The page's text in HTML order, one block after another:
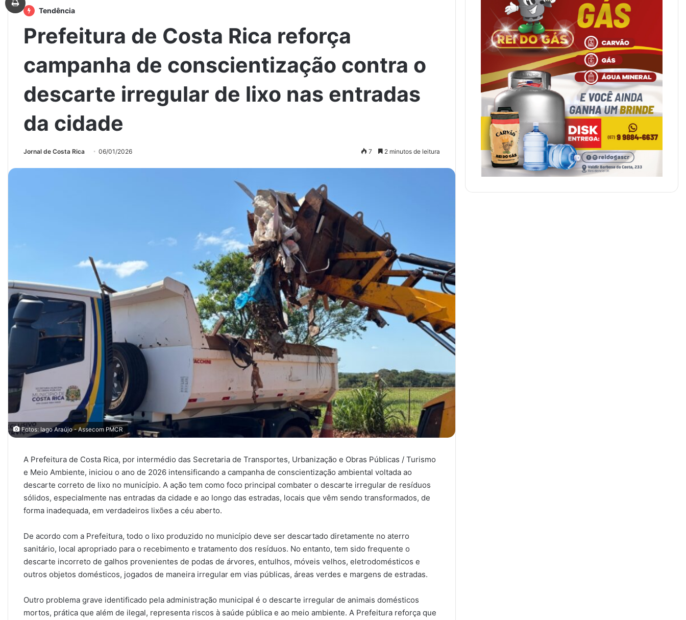
Tendência
Prefeitura de Costa Rica reforça
campanha de conscientização contra o
descarte irregular de lixo nas entradas
da cidade
Jornal de Costa Rica 06/01/2026 7 2 minutos de leitura
Fotos: Iago Araújo - Assecom PMCR
A Prefeitura de Costa Rica, por intermédio das Secretaria de Transportes, Urbanização e Obras Públicas / Turismo
e Meio Ambiente, iniciou o ano de 2026 intensificando a campanha de conscientização ambiental voltada ao
descarte correto de lixo no município. A ação tem como foco principal combater o descarte irregular de resíduos
sólidos, especialmente nas entradas da cidade e ao longo das estradas, locais que vêm sendo transformados, de
forma inadequada, em verdadeiros lixões a céu aberto.
De acordo com a Prefeitura, todo o lixo produzido no município deve ser descartado diretamente no aterro
sanitário, local apropriado para o recebimento e tratamento dos resíduos. No entanto, tem sido frequente o
descarte incorreto de galhos provenientes de podas de árvores, entulhos, móveis velhos, eletrodomésticos e
outros objetos domésticos, jogados de maneira irregular em vias públicas, áreas verdes e margens de estradas.
Outro problema grave identificado pela administração municipal é o descarte irregular de animais domésticos
mortos, prática que além de ilegal, representa riscos à saúde pública e ao meio ambiente. A Prefeitura reforça que